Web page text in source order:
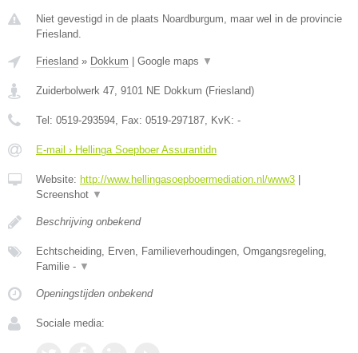
Niet gevestigd in de plaats Noardburgum, maar wel in de provincie
Friesland.
Friesland » Dokkum Google maps ▼
Zuiderbolwerk 47 9101 NE Dokkum (Friesland)
Tel: 0519-293594 , Fax: 0519-297187 , KvK: -
E-mail › Hellinga Soepboer Assurantidn
Website: http://www.hellingasoepboermediation.nl/www3
Screenshot ▼
Beschrijving onbekend
Echtscheiding, Erven, Familieverhoudingen, Omgangsregeling,
Familie - ▼
Openingstijden onbekend
Sociale media: